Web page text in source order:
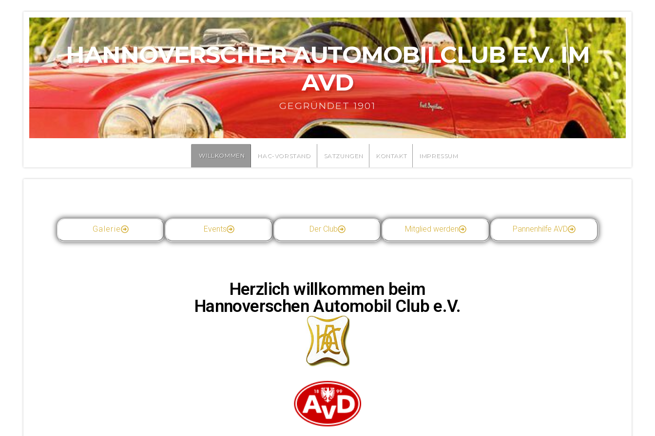
HANNOVERSCHER AUTOMOBILCLUB E.V. IM
AVD
GEGRÜNDET 1901
WILLKOMMEN HAC-VORSTAND SATZUNGEN KONTAKT IMPRESSUM
Galerie Events Der Club Mitglied werden Pannenhilfe AVD
Herzlich willkommen beim
Hannoverschen Automobil Club e.V.